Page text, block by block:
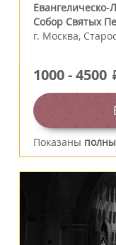
Собор Святых
г. Москва,
1000-4500
Показаны